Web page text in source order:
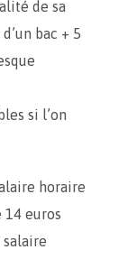
de sa
bac + 5
si l’on
horaire
14 euros
salaire